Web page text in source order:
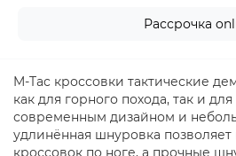
Рассрочка
M-Tac кроссовки тактические
как для горного похода, так и
современным дизайном и
удлинённая шнуровка позволяет
кроссовок по ноге, а прочные